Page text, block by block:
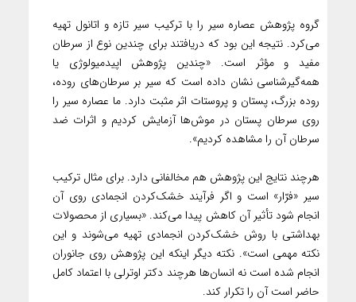
گروه پژوهش عصاره سیر را با ترکیب سیر تازه و اتانول تهیه
می‌کرد. نتیجه این بود که دریافتند برای چندین نوع از سرطان
مفید و مؤثر است. «چندین پژوهش اپیدمیولوژی یا
همه‌گیر‌شناسی نشان داده است که سیر بر سرطان‌های روده،
روده‌ بزرگ، پستان و پروستات اثر مثبت دارد. ما عصاره سیر را
روی سرطان پستان در موش‌ها آزمایش کردیم و اثرات ضد
سرطان آن را مشاهده کردیم».
هرچند نتایج این پژوهش هم مخالفانی دارد. برای مثال ترکیب
سیر «فرّار» است و اگر فرآیند خشک‌کردن انجمادی روی آن
انجام شود تأثیر آن کاهش پیدا می‌کند. «بسیاری از محصولات
بهداشتی با روش خشک‌کردن انجمادی تهیه می‌شوند و این
نکته مهمی است». نکته دیگر اینکه این پژوهش روی جانوران
انجام شده است نه انسان‌ها هرچند دکتر اوترلی با اعتماد کامل
حاضر است آن را تکرار کند.